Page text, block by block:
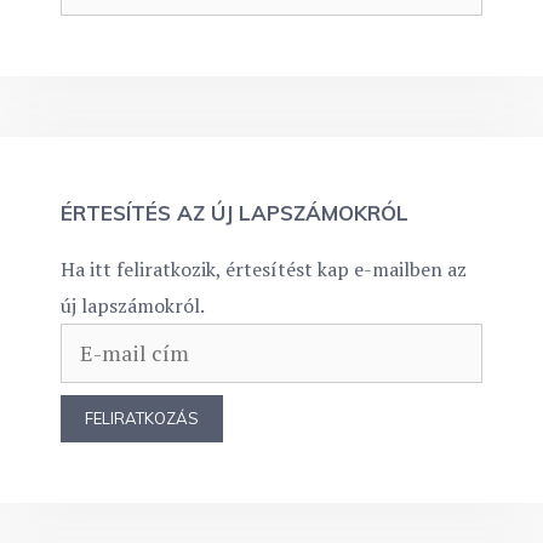
ÉRTESÍTÉS AZ ÚJ LAPSZÁMOKRÓL
Ha itt feliratkozik, értesítést kap e-mailben az
új lapszámokról.